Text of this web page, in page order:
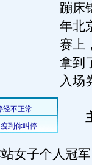
蹦床
年北
赛上
拿到
入场
女子个人冠军